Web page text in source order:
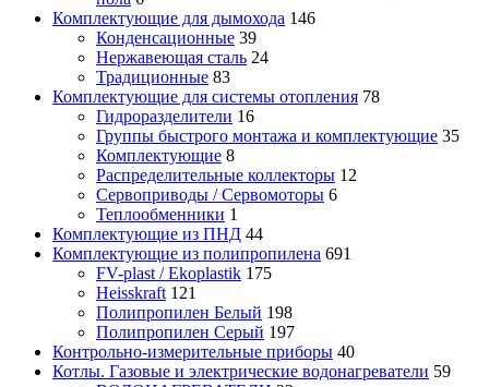
Комплектующие для дымохода 146
Конденсационные 39
Нержавеющая сталь 24
Традиционные 83
Комплектующие для системы отопления 78
Гидроразделители 16
Группы быстрого монтажа и комплектующие 35
Комплектующие 8
Распределительные коллекторы 12
Сервоприводы / Сервомоторы 6
Теплообменники 1
Комплектующие из ПНД 44
Комплектующие из полипропилена 691
FV-plast / Ekoplastik 175
Heisskraft 121
Полипропилен Белый 198
Полипропилен Серый 197
Контрольно-измерительные приборы 40
Котлы. Газовые и электрические водонагреватели 59